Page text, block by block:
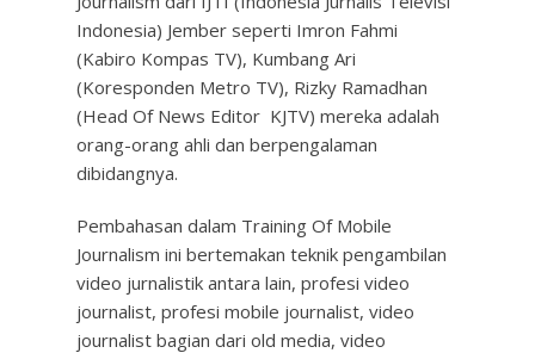
Indonesia) Jember seperti Imron Fahmi
(Kabiro Kompas TV), Kumbang Ari
(Koresponden Metro TV), Rizky Ramadhan
(Head Of News Editor KJTV) mereka adalah
orang-orang ahli dan berpengalaman
dibidangnya.
Pembahasan dalam Training Of Mobile
Journalism ini bertemakan teknik pengambilan
video jurnalistik antara lain, profesi video
journalist, profesi mobile journalist, video
journalist bagian dari old media, video